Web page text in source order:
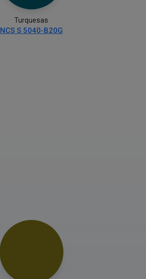
Turquesas
NCS S 5040-B20G